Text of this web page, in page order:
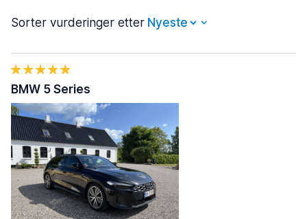
Sorter vurderinger etter
BMW 5 Series